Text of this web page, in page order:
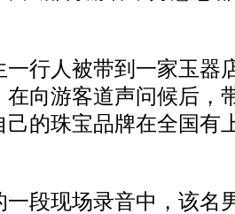
人被带到一家玉器
在向游客道声问候后，
己的珠宝品牌在全国有
现场录音中，该名